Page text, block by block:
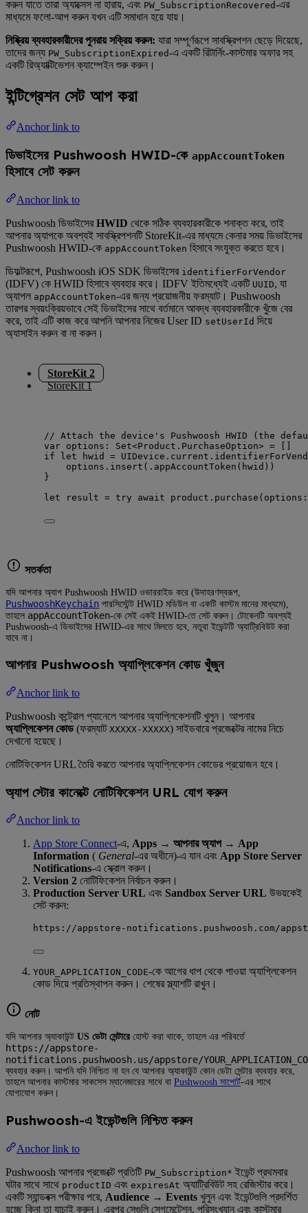
করুন যাতে তারা অ্যাক্সেস না হারায়, এবং PW_SubscriptionRecovered-এর
মাধ্যমে ফলো-আপ করুন যখন এটি সমাধান হয়ে যায়।
নিষ্ক্রিয় ব্যবহারকারীদের পুনরায় সক্রিয় করুন: যারা সম্পূর্ণরূপে সাবস্ক্রিপশন ছেড়ে দিয়েছে,
তাদের জন্য PW_SubscriptionExpired-এ একটি রিটার্নিং-কাস্টমার অফার সহ
একটি রিঅ্যাক্টিভেশন ক্যাম্পেইন শুরু করুন।
ইন্টিগ্রেশন সেট আপ করা
Anchor link to
ডিভাইসের Pushwoosh HWID-কে appAccountToken
হিসাবে সেট করুন
Anchor link to
Pushwoosh ডিভাইসেরHWID থেকে সঠিক ব্যবহারকারীকে শনাক্ত করে, তাই
আপনার অ্যাপকে অবশ্যই সাবস্ক্রিপশনটি StoreKit-এর মাধ্যমে কেনার সময় ডিভাইসের
Pushwoosh HWID-কে appAccountToken হিসাবে সংযুক্ত করতে হবে।
ডিফল্টরূপে, Pushwoosh iOS SDK ডিভাইসের identifierForVendor
(IDFV) কে HWID হিসাবে ব্যবহার করে। IDFV ইতিমধ্যেই একটি UUID, যা
অ্যাপল appAccountToken-এর জন্য প্রয়োজনীয় ফরম্যাট। Pushwoosh
তারপর স্বয়ংক্রিয়ভাবে সেই ডিভাইসের সাথে বর্তমানে আবদ্ধ ব্যবহারকারীকে খুঁজে বের
করে, তাই এটি কাজ করে আপনি আপনার নিজের User ID setUserId দিয়ে
অ্যাসাইন করুন বা না করুন।
StoreKit 2
StoreKit 1
// Attach the device's Pushwoosh HWID (the
var options: Set<Product.PurchaseOption> = []
if
let hwid =
options. insert ( . appAccountToken ( hwid ))
}
let result = try await product. purchase ( options
সতর্কতা
যদি আপনার অ্যাপ Pushwoosh HWID ওভাররাইড করে (উদাহরণস্বরূপ,
PushwooshKeychain পারসিস্টেন্ট HWID মডিউল বা একটি কাস্টম মানের মাধ্যমে),
তাহলে appAccountToken-কে সেই একই HWID-তে সেট করুন। টোকেনটি অবশ্যই
Pushwoosh-এ ডিভাইসের HWID-এর সাথে মিলতে হবে, নতুবা ইভেন্টটি অ্যাট্রিবিউট করা
যাবে না।
আপনার Pushwoosh অ্যাপ্লিকেশন কোড খুঁজুন
Anchor link to
Pushwoosh কন্ট্রোল প্যানেলে আপনার অ্যাপ্লিকেশনটি খুলুন। আপনার
অ্যাপ্লিকেশন কোড(ফরম্যাট XXXXX-XXXXX) সাইডবারে প্রজেক্টের নামের নিচে
দেখানো হয়েছে।
নোটিফিকেশন URL তৈরি করতে আপনার অ্যাপ্লিকেশন কোডের প্রয়োজন হবে।
অ্যাপ স্টোর কানেক্টে নোটিফিকেশন URL যোগ করুন
Anchor link to
App Store Connect-এ, Apps → আপনার অ্যাপ → App
Information ( General-এর অধীনে)-এ যান এবং App Store Server
Notifications-এ স্ক্রোল করুন।
Version 2 নোটিফিকেশন নির্বাচন করুন।
Production Server URL এবং Sandbox Server URL উভয়কেই
সেট করুন:
https://appstore-notifications.pushwoosh.com/appstore/
YOUR_APPLICATION_CODE-কে আগের ধাপ থেকে পাওয়া অ্যাপ্লিকেশন
কোড দিয়ে প্রতিস্থাপন করুন। শেষের স্ল্যাশটি রাখুন।
নোট
যদি আপনার অ্যাকাউন্ট US ডেটা সেন্টারে হোস্ট করা থাকে, তাহলে এর পরিবর্তে
https://appstore-
notifications.pushwoosh.us/appstore/
ব্যবহার করুন। আপনি যদি নিশ্চিত না হন যে আপনার অ্যাকাউন্ট কোন ডেটা সেন্টার ব্যবহার করে,
তাহলে আপনার কাস্টমার সাকসেস ম্যানেজারের সাথে বা Pushwoosh সাপোর্ট-এর সাথে
যোগাযোগ করুন।
Pushwoosh-এ ইভেন্টগুলি নিশ্চিত করুন
Anchor link to
Pushwoosh আপনার প্রজেক্টে প্রতিটি PW_Subscription* ইভেন্ট প্রথমবার
ঘটার সাথে সাথে productID এবং expiresAt অ্যাট্রিবিউট সহ রেজিস্টার করে।
একটি স্যান্ডবক্স পরীক্ষার পরে, Audience → Events খুলুন এবং ইভেন্টগুলি প্রদর্শিত
হচ্ছে কিনা তা যাচাই করুন। এরপর সেগুলি সেগমেন্টেশন, পরিসংখ্যান এবং কাস্টমার